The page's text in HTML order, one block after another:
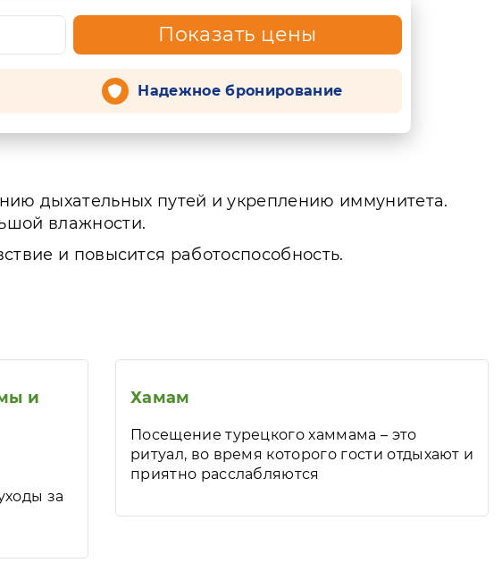
Показать цены
Надежное бронирование
дыхательных путей и укреплению иммунитета.
влажности.
и повысится работоспособность.
и
за
Хамам
Посещение турецкого хаммама – это
ритуал, во время которого гости отдыхают и
приятно расслабляются